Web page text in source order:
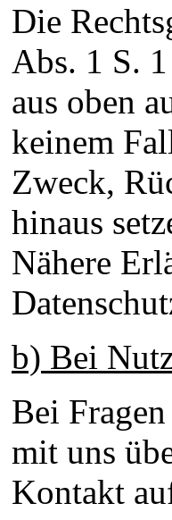
Die
Abs. 1 S.
aus oben
keinem
Zweck,
hinaus
Nähere
b) Bei
Bei
mit uns
Kontakt